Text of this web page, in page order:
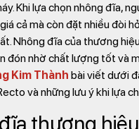
có sản phẩm nào trong
Khi lựa chọn nhông đĩa,
cả mà còn đặt nhiều đòi
Nhông đĩa của thương
đón nhờ chất lượng tốt và
Kim Thành bài viết dưới
và những lưu ý khi lựa
thương